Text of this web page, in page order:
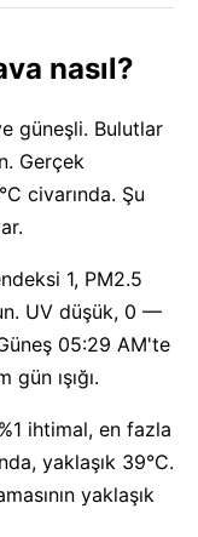
nasıl?
güneşli. Bulutlar
Gerçek
civarında. Şu
1, PM2.5
UV düşük, 0 —
05:29 AM'te
ışığı.
ihtimal, en fazla
yaklaşık 39°C.
yaklaşık